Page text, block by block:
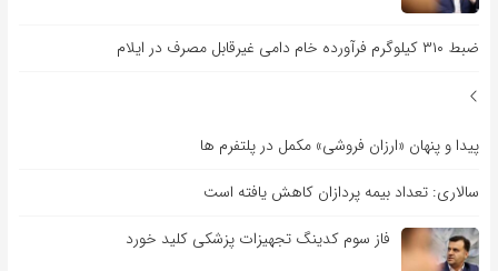
ضبط ۳۱۰ کیلوگرم فرآورده خام دامی غیرقابل مصرف در ایلام
پیدا و پنهان «ارزان فروشی» مکمل در پلتفرم ها
سالاری: تعداد بیمه پردازان کاهش یافته است
فاز سوم کدینگ تجهیزات پزشکی کلید خورد